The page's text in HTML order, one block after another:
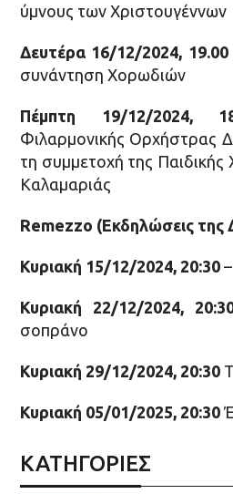
ύμνους των Χριστουγέννων
Δευτέρα 16/12/2024, 19.00
συνάντηση Χορωδιών
Πέμπτη 19/12/2024,
Φιλαρμονικής Ορχήστρας
τη συμμετοχή της
Καλαμαριάς
Remezzo (Εκδηλώσεις
Κυριακή 15/12/2024, 20:30
Κυριακή 22/12/2024,
σοπράνο
Κυριακή 29/12/2024, 20:30
Κυριακή 05/01/2025, 20:30
ΚΑΤΗΓΟΡΙΕΣ